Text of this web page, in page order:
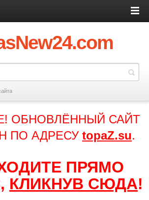
ОБНОВЛЁННЫЙ САЙТ
ПО АДРЕСУ topaZ.su.
ПРЯМО
КЛИКНУВ СЮДА!